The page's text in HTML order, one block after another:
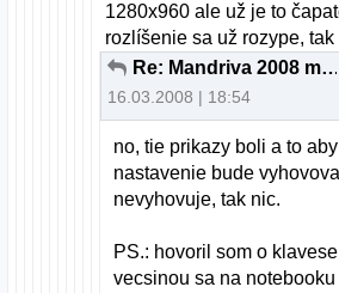
1280x960 ale už je to
rozlíšenie sa už rozype,
Re: Mandriva 2008 monitor ACER x223w
16.03.2008 | 18:54
no, tie prikazy boli a to
nastavenie bude
nevyhovuje, tak nic.
PS.: hovoril som o
vecsinou sa na